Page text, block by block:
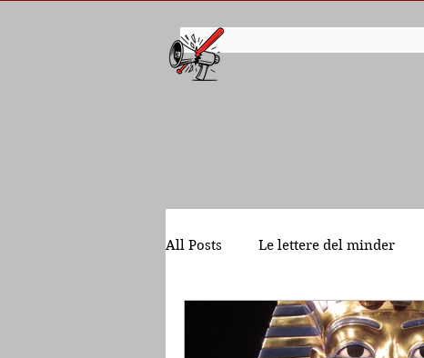
All Posts Le lettere del minder